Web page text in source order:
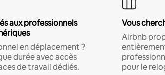
aux professionnels
en déplacement ?
durée avec accès
de travail dédiés.
Vous
Airbnb
pour le